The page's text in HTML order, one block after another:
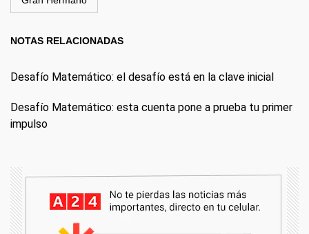
NOTAS RELACIONADAS
Desafío Matemático: el desafío está en la clave inicial
Desafío Matemático: esta cuenta pone a prueba tu primer
impulso